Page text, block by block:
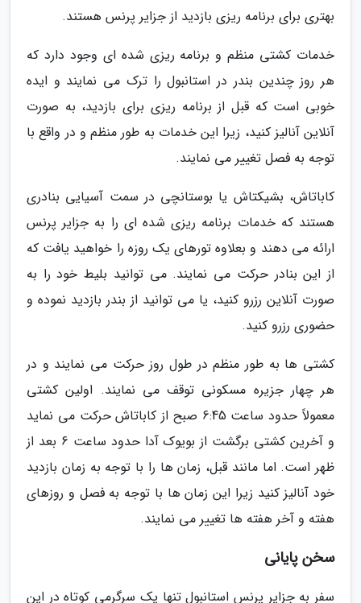
بهتری برای برنامه ریزی بازدید از جزایر پرنس هستند.
خدمات کشتی منظم و برنامه ریزی شده ای وجود دارد که
هر روز چندین بندر در استانبول را ترک می نمایند و ایده
خوبی است که قبل از برنامه ریزی برای بازدید، به صورت
آنلاین آنالیز کنید، زیرا این خدمات به طور منظم و در واقع با
توجه به فصل تغییر می نمایند.
کاباتاش، بشیکتاش یا بوستانچی در سمت آسیایی بنادری
هستند که خدمات برنامه ریزی شده ای را به جزایر پرنس
ارائه می دهند و بعلاوه تورهای یک روزه را خواهید یافت که
از این بنادر حرکت می نمایند. می توانید بلیط خود را به
صورت آنلاین رزرو کنید، یا می توانید از بندر بازدید نموده و
حضوری رزرو کنید.
کشتی ها به طور منظم در طول روز حرکت می نمایند و در
هر چهار جزیره مسکونی توقف می نمایند. اولین کشتی
معمولاً حدود ساعت 6:45 صبح از کاباتاش حرکت می نماید
و آخرین کشتی برگشت از بویوک آدا حدود ساعت 6 بعد از
ظهر است. اما مانند قبل، زمان ها را با توجه به زمان بازدید
خود آنالیز کنید زیرا این زمان ها با توجه به فصل و روزهای
هفته و آخر هفته ها تغییر می نمایند.
سخن پایانی
سفر به جزایر پرنس استانبول تنها یک سرگرمی کوتاه در این